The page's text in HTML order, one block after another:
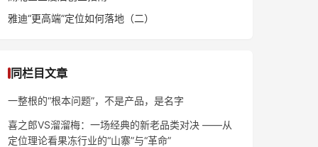
雅迪“更高端”定位如何落地（二）
同栏目文章
一整根的“根本问题”，不是产品，是名字
喜之郎VS溜溜梅：一场经典的新老品类对决 ——从
定位理论看果冻行业的“山寨”与“革命”